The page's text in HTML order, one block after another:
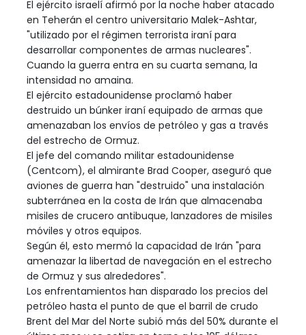
El ejército israelí afirmó por la noche haber atacado
en Teherán el centro universitario Malek-Ashtar,
"utilizado por el régimen terrorista iraní para
desarrollar componentes de armas nucleares".
Cuando la guerra entra en su cuarta semana, la
intensidad no amaina.
El ejército estadounidense proclamó haber
destruido un búnker iraní equipado de armas que
amenazaban los envíos de petróleo y gas a través
del estrecho de Ormuz.
El jefe del comando militar estadounidense
(Centcom), el almirante Brad Cooper, aseguró que
aviones de guerra han "destruido" una instalación
subterránea en la costa de Irán que almacenaba
misiles de crucero antibuque, lanzadores de misiles
móviles y otros equipos.
Según él, esto mermó la capacidad de Irán "para
amenazar la libertad de navegación en el estrecho
de Ormuz y sus alrededores".
Los enfrentamientos han disparado los precios del
petróleo hasta el punto de que el barril de crudo
Brent del Mar del Norte subió más del 50% durante el